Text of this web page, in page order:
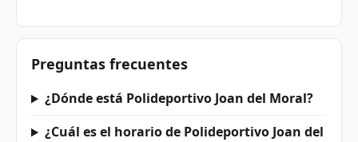
Preguntas frecuentes
¿Dónde está Polideportivo Joan del Moral?
¿Cuál es el horario de Polideportivo Joan del